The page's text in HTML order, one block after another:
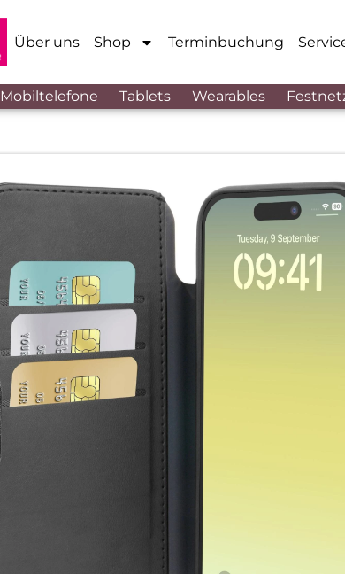
Über uns Shop Terminbuchung
Mobiltelefone Tablets Wearables